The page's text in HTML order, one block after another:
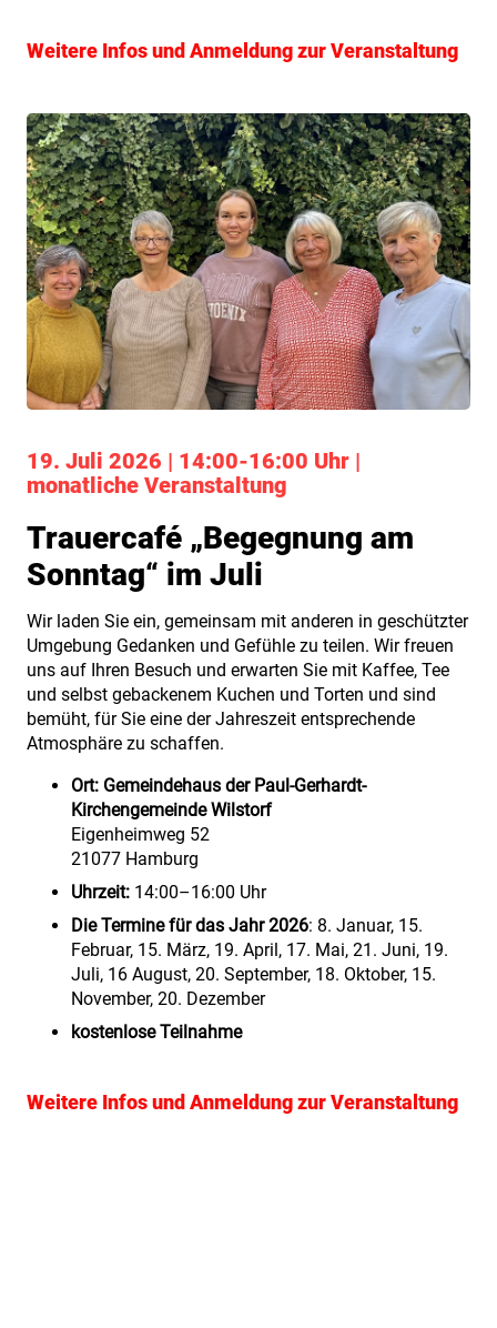
Weitere Infos und Anmeldung zur Veranstaltung
19. Juli 2026 | 14:00-16:00 Uhr |
monatliche Veranstaltung
Trauercafé „Begegnung am
Sonntag“ im Juli
Wir laden Sie ein, gemeinsam mit anderen in geschützter
Umgebung Gedanken und Gefühle zu teilen. Wir freuen
uns auf Ihren Besuch und erwarten Sie mit Kaffee, Tee
und selbst gebackenem Kuchen und Torten und sind
bemüht, für Sie eine der Jahreszeit entsprechende
Atmosphäre zu schaffen.
Ort: Gemeindehaus der Paul-Gerhardt-
Kirchengemeinde Wilstorf
Eigenheimweg 52
21077 Hamburg
Uhrzeit: 14:00–16:00 Uhr
Die Termine für das Jahr 2026: 8. Januar, 15.
Februar, 15. März, 19. April, 17. Mai, 21. Juni, 19.
Juli, 16 August, 20. September, 18. Oktober, 15.
November, 20. Dezember
kostenlose Teilnahme
Weitere Infos und Anmeldung zur Veranstaltung